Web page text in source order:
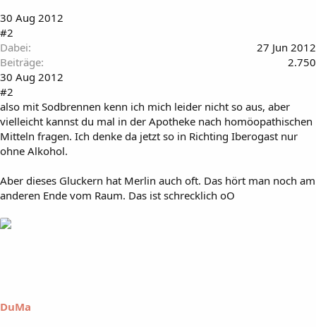
30 Aug 2012
#2
Dabei
27 Jun 2012
Beiträge
2.750
30 Aug 2012
#2
also mit Sodbrennen kenn ich mich leider nicht so aus, aber
vielleicht kannst du mal in der Apotheke nach homöopathischen
Mitteln fragen. Ich denke da jetzt so in Richting Iberogast nur
ohne Alkohol.
Aber dieses Gluckern hat Merlin auch oft. Das hört man noch am
anderen Ende vom Raum. Das ist schrecklich oO
DuMa